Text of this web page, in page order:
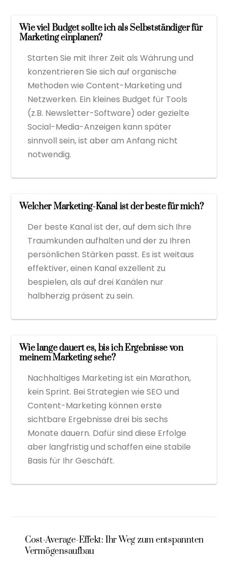
Wie viel Budget sollte ich als Selbstständiger für
Marketing einplanen?
Starten Sie mit Ihrer Zeit als Währung und
konzentrieren Sie sich auf organische
Methoden wie Content-Marketing und
Netzwerken. Ein kleines Budget für Tools
(z.B. Newsletter-Software) oder gezielte
Social-Media-Anzeigen kann später
sinnvoll sein, ist aber am Anfang nicht
notwendig.
Welcher Marketing-Kanal ist der beste für mich?
Der beste Kanal ist der, auf dem sich Ihre
Traumkunden aufhalten und der zu Ihren
persönlichen Stärken passt. Es ist weitaus
effektiver, einen Kanal exzellent zu
bespielen, als auf drei Kanälen nur
halbherzig präsent zu sein.
Wie lange dauert es, bis ich Ergebnisse von
meinem Marketing sehe?
Nachhaltiges Marketing ist ein Marathon,
kein Sprint. Bei Strategien wie SEO und
Content-Marketing können erste
sichtbare Ergebnisse drei bis sechs
Monate dauern. Dafür sind diese Erfolge
aber langfristig und schaffen eine stabile
Basis für Ihr Geschäft.
Cost-Average-Effekt: Ihr Weg zum entspannten
Vermögensaufbau